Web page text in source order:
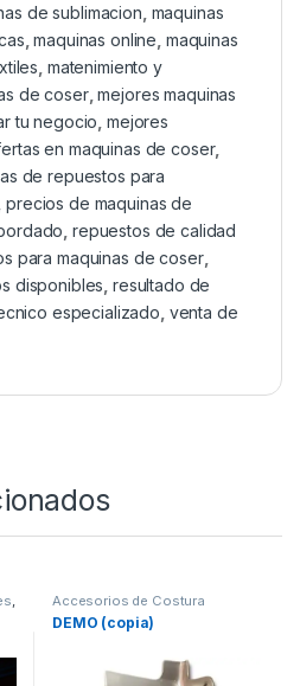
de sublimacion maquinas
,maquinas online maquinas
matenimiento y
de coser,mejores maquinas
tu negocio mejores
en maquinas de coser,
de repuestos para
,precios de maquinas de
repuestos de calidad
para maquinas de coser,
disponibles resultado de
especializado venta de
, Accesorios de Costura
Maquinas de coser
DEMO (copia)